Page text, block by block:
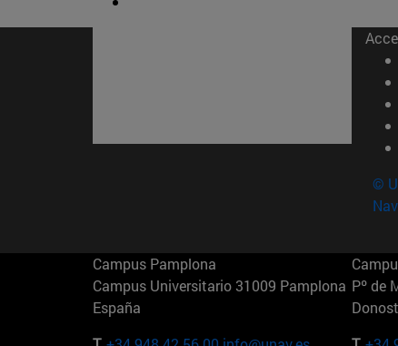
©
Campus Pamplona
Campus Universitario 31009 Pamplona
España
Pº de